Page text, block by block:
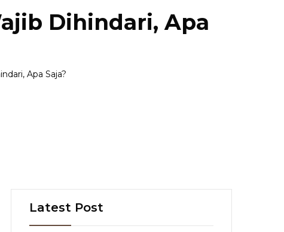
Dihindari, Apa
Apa Saja?
Latest Post